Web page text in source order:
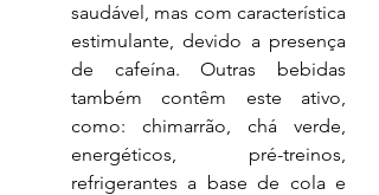
saudável, mas com característica
estimulante, devido a presença
de cafeína. Outras bebidas
também contêm este ativo,
como: chimarrão, chá verde,
energéticos, pré-treinos,
refrigerantes a base de cola e